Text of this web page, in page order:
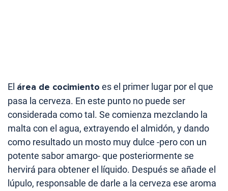
El área de cocimiento es el primer lugar por el que
pasa la cerveza. En este punto no puede ser
considerada como tal. Se comienza mezclando la
malta con el agua, extrayendo el almidón, y dando
como resultado un mosto muy dulce -pero con un
potente sabor amargo- que posteriormente se
hervirá para obtener el líquido. Después se añade el
lúpulo, responsable de darle a la cerveza ese aroma